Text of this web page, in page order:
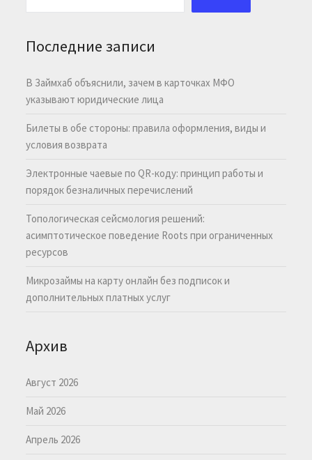
Последние записи
В Займхаб объяснили, зачем в карточках МФО
указывают юридические лица
Билеты в обе стороны: правила оформления, виды и
условия возврата
Электронные чаевые по QR-коду: принцип работы и
порядок безналичных перечислений
Топологическая сейсмология решений:
асимптотическое поведение Roots при ограниченных
ресурсов
Микрозаймы на карту онлайн без подписок и
дополнительных платных услуг
Архив
Август 2026
Май 2026
Апрель 2026